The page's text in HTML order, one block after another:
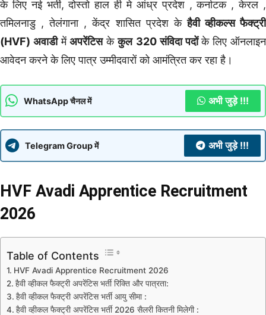
के लिए नई भर्ती, दोस्तो हाल ही मे आंध्र प्रदेश , कर्नाटक , केरल ,
तमिलनाडु , तेलंगाना , केंद्र शासित प्रदेश केहैवी व्हीकल्स फैक्ट्री
(HVF) अवाडीमेंअपरेंटिसकेकुल 320 संविदा पदोंके लिए ऑनलाइन
आवेदन करने के लिए पात्र उम्मीदवारों को आमंत्रित कर रहा है।
WhatsApp चैनल में अभी जुड़े !!!
Telegram Group में अभी जुड़े !!!
HVF Avadi Apprentice Recruitment
2026
Table of Contents
HVF Avadi Apprentice Recruitment 2026
हैवी व्हीकल फैक्ट्री अपरेंटिस भर्ती रिक्ति और पात्रता:
हैवी व्हीकल फैक्ट्री अपरेंटिस भर्ती आयु सीमा :
हैवी व्हीकल फैक्ट्री अपरेंटिस भर्ती 2026 सैलरी कितनी मिलेगी :